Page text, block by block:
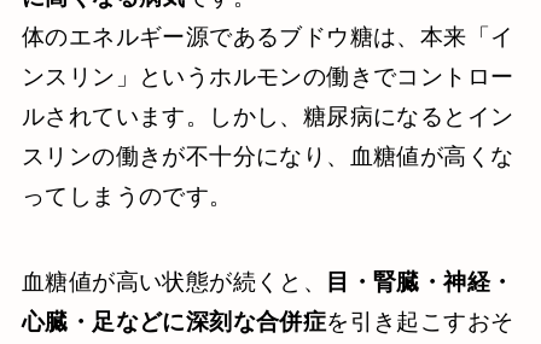
体のエネルギー源であるブドウ糖は、本来「イ
ンスリン」というホルモンの働きでコントロー
ルされています。しかし、糖尿病になるとイン
スリンの働きが不十分になり、血糖値が高くな
ってしまうのです。
血糖値が高い状態が続くと、
目・腎臓・神経・
心臓・足などに深刻な合併症を引き起こすおそ